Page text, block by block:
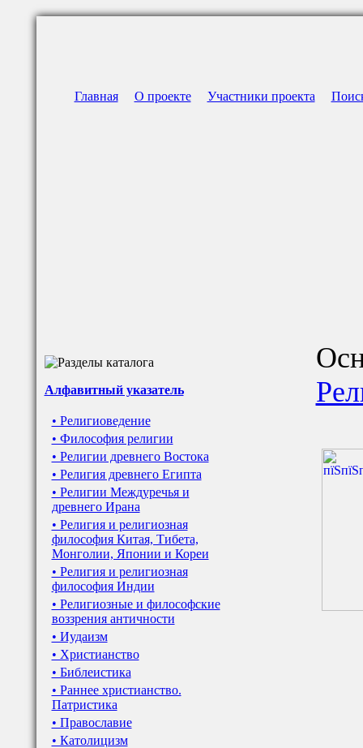
Главная О проекте Участники проекта
Алфавитный указатель
• Религиоведение
• Философия религии
• Религии древнего Востока
• Религия древнего Египта
• Религии Междуречья и
древнего Ирана
• Религия и религиозная
философия Китая, Тибета,
Монголии, Японии и Кореи
• Религия и религиозная
философия Индии
• Религиозные и философские
воззрения античности
• Иудаизм
• Христианство
• Библеистика
• Раннее христианство.
Патристика
• Православие
• Католицизм